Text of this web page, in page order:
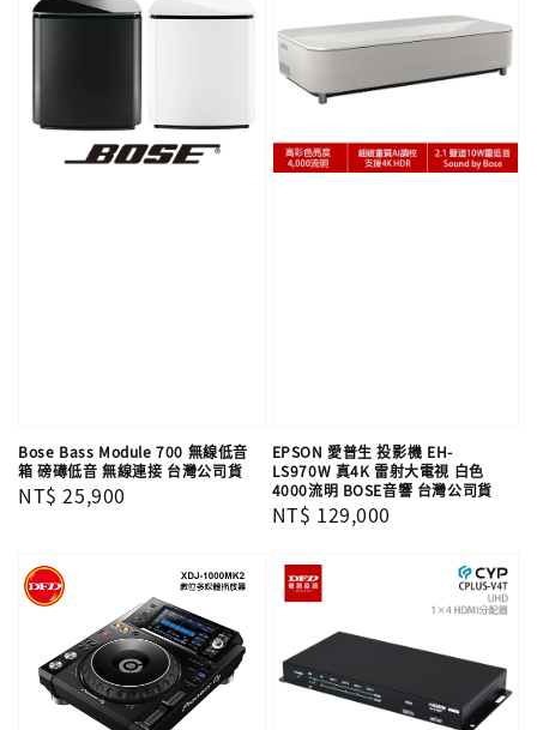
Bose Bass Module 700 無線低音
箱 磅礡低音 無線連接 台灣公司貨
Regular
NT$ 25,900
EPSON 愛普生 投影機 EH-
LS970W 真4K 雷射大電視 白色
4000流明 BOSE音響 台灣公司貨
Regular
NT$ 129,000